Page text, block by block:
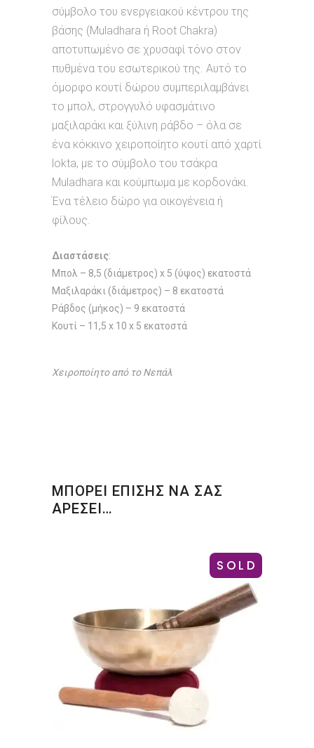
σύμβολο του ενεργειακού κέντρου της
βάσης (Muladhara ή Root Chakra)
αποτυπωμένο σε χρυσαφί τόνο στον
πυθμένα του εσωτερικού της. Αυτό το
όμορφο κουτί δώρου συμπεριλαμβάνει
το μπολ, στρογγυλό υφασμάτινο
μαξιλαράκι και ξύλινη ράβδο – όλα σε
ένα κόκκινο χειροποίητο κουτί από χαρτί
lokta, με το σύμβολο του τσάκρα
Muladhara και κούμπωμα με κορδονάκι.
Ένα τέλειο δώρο για οικογένεια ή
φίλους.
Διαστάσεις:
Μπολ – 8,5 (διάμετρος) x 5 (ύψος) εκατοστά
Μαξιλαράκι (διάμετρος) – 8 εκατοστά
Ράβδος (μήκος) – 9 εκατοστά
Κουτί – 11,5 x 10 x 5 εκατοστά
Χειροποίητο από το Νεπάλ
ΜΠΟΡΕΙ ΕΠΙΣΗΣ ΝΑ ΣΑΣ
ΑΡΕΣΕΙ…
SOLD